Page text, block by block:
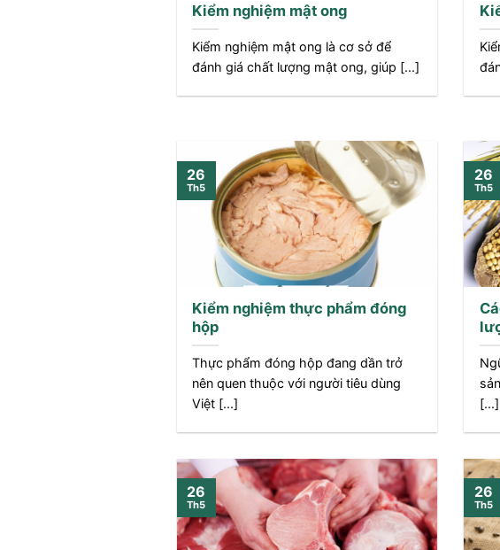
Kiểm nghiệm mật ong
Kiểm nghiệm mật ong là cơ sở để
đánh giá chất lượng mật ong, giúp [...]
Kiểm nghiệm thực phẩm đóng
hộp
Thực phẩm đóng hộp đang dần trở
nên quen thuộc với người tiêu dùng
Việt [...]
26
Th5
[...]
26
Th5
26
Th5
26
Th5